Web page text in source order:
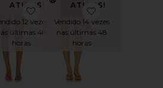
Skort
ATUAIS!
12 vezes
últimas 48
horas
favoritoAlistair Skort
ATUAIS!
Vendido 14 vezes
nas últimas 48
horas
favoritoAria Skirt